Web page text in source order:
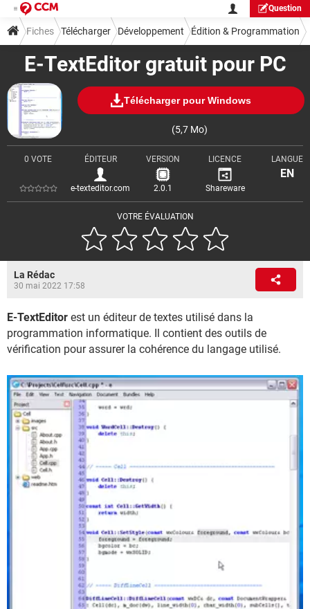
Question
E-TextEditor gratuit pour PC
Télécharger pour Windows
(5,7 Mo)
VOTRE ÉVALUATION
0 VOTE ÉDITEUR
e-texteditor.com
VERSION
2.0.1
LICENCE
Shareware
LANGUE
EN
Fiches Télécharger Développement Édition & Programmation
La Rédac
30 mai 2022 17:58
E-TextEditor est un éditeur de textes utilisé dans la
programmation informatique. Il contient des outils de
vérification pour assurer la cohérence du langage utilisé.